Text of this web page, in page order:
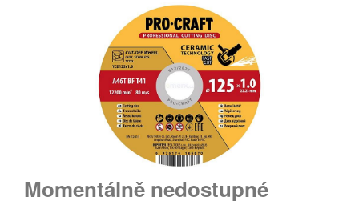
Momentálně nedostupné